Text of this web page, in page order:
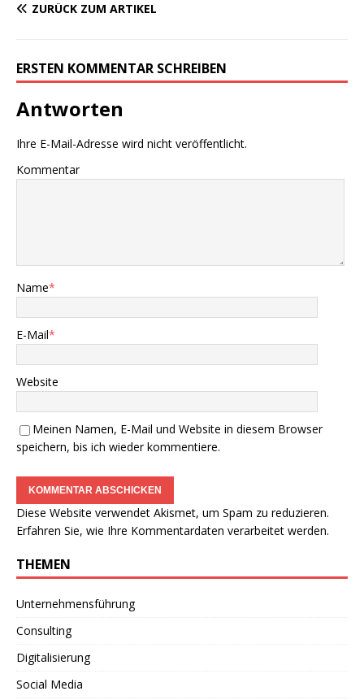
ZURÜCK ZUM ARTIKEL
ERSTEN KOMMENTAR SCHREIBEN
Antworten
Ihre E-Mail-Adresse wird nicht veröffentlicht.
Kommentar
Name*
E-Mail*
Website
Meinen Namen, E-Mail und Website in diesem Browser
speichern, bis ich wieder kommentiere.
Diese Website verwendet Akismet, um Spam zu reduzieren.
Erfahren Sie, wie Ihre Kommentardaten verarbeitet werden.
THEMEN
Unternehmensführung
Consulting
Digitalisierung
Social Media